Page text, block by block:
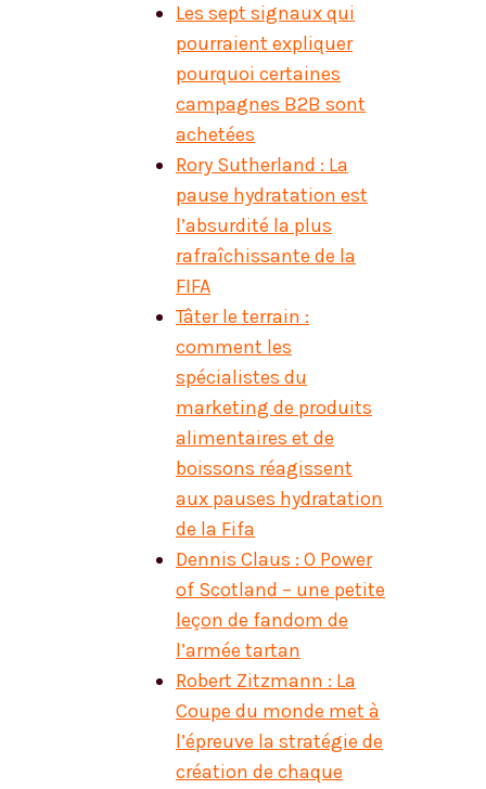
Les sept signaux qui
pourraient expliquer
pourquoi certaines
campagnes B2B sont
achetées
Rory Sutherland : La
pause hydratation est
l’absurdité la plus
rafraîchissante de la
FIFA
Tâter le terrain :
comment les
spécialistes du
marketing de produits
alimentaires et de
boissons réagissent
aux pauses hydratation
de la Fifa
Dennis Claus : O Power
of Scotland – une petite
leçon de fandom de
l’armée tartan
Robert Zitzmann : La
Coupe du monde met à
l’épreuve la stratégie de
création de chaque